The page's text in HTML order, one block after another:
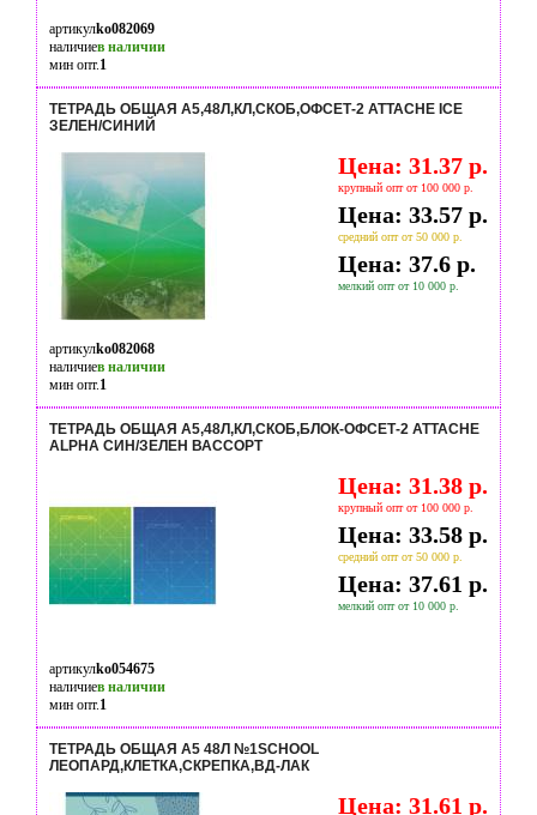
артикулko082069
наличиев наличии
мин опт.1
ТЕТРАДЬ ОБЩАЯ А5,48Л,КЛ,СКОБ,ОФСЕТ-2 ATTACHE ICE
ЗЕЛЕН/СИНИЙ
Цена: 31.37 р.
крупный опт от 100 000 р.
Цена: 33.57 р.
средний опт от 50 000 р.
Цена: 37.6 р.
мелкий опт от 10 000 р.
артикулko082068
наличиев наличии
мин опт.1
ТЕТРАДЬ ОБЩАЯ А5,48Л,КЛ,СКОБ,БЛОК-ОФСЕТ-2 ATTACHE
ALPHA СИН/ЗЕЛЕН ВАССОРТ
Цена: 31.38 р.
крупный опт от 100 000 р.
Цена: 33.58 р.
средний опт от 50 000 р.
Цена: 37.61 р.
мелкий опт от 10 000 р.
артикулko054675
наличиев наличии
мин опт.1
ТЕТРАДЬ ОБЩАЯ А5 48Л №1SCHOOL
ЛЕОПАРД,КЛЕТКА,СКРЕПКА,ВД-ЛАК
Цена: 31.61 р.